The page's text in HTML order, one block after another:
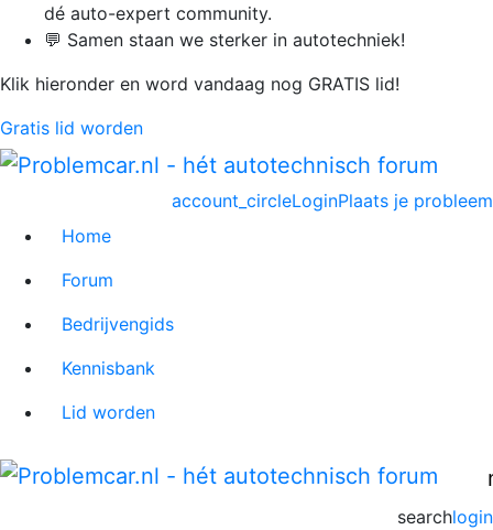
dé auto-expert community.
💬 Samen staan we sterker in autotechniek!
Klik hieronder en word vandaag nog GRATIS lid!
Gratis lid worden
Plaats je probleem
account_circleLogin
Home
Forum
Bedrijvengids
Kennisbank
Lid worden
login
search